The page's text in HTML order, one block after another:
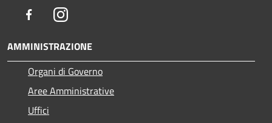
FacebookInstagram
AMMINISTRAZIONE
Organi di Governo
Aree Amministrative
Uffici